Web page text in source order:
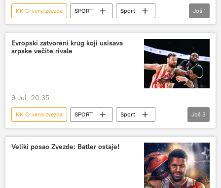
KK Crvena zvezda SPORT
Sport
Košarka
Još 1
Evropski zatvoreni krug koji usisava
srpske večite rivale
9 Jul, 20:35
KK Crvena zvezda SPORT
Sport
Košarka
Evroliga (košarka)
KK Partizan
Još 3
Veliki posao Zvezde: Batler ostaje!